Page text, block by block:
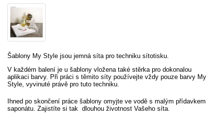
Šablony My Style jsou jemná síta pro techniku sítotisku.
V každém balení je u šablony vložena také stěrka pro dokonalou
aplikaci barvy. Při práci s těmito síty používejte vždy pouze barvy My
Style, vyvinuté právě pro tuto techniku.
Ihned po skončení práce šablony omyjte ve vodě s malým přídavkem
saponátu. Zajistíte si tak dlouhou životnost Vašeho síta.